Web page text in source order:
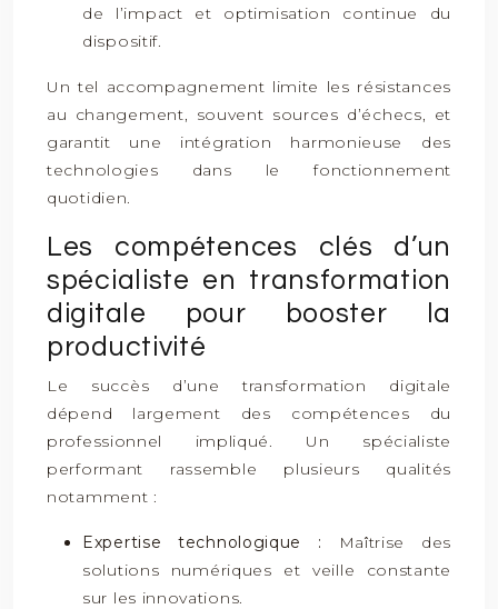
de l’impact et optimisation continue du
dispositif.
Un tel accompagnement limite les résistances
au changement, souvent sources d’échecs, et
garantit une intégration harmonieuse des
technologies dans le fonctionnement
quotidien.
Les compétences clés d’un
spécialiste en transformation
digitale pour booster la
productivité
Le succès d’une transformation digitale
dépend largement des compétences du
professionnel impliqué. Un spécialiste
performant rassemble plusieurs qualités
notamment :
Expertise technologique : Maîtrise des
solutions numériques et veille constante
sur les innovations.